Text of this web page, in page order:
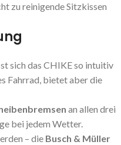
zu reinigende Sitzkissen
sich das CHIKE so intuitiv
Fahrrad, bietet aber die
an allen drei
bei jedem Wetter.
– die Busch & Müller